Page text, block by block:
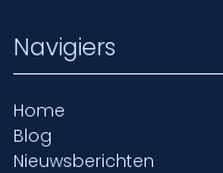
Navigiers
Home
Blog
Nieuwsberichten